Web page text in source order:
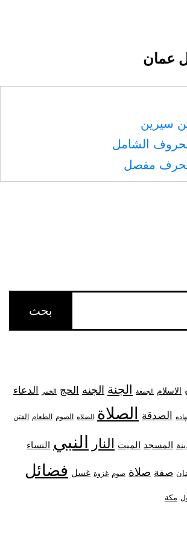
عمان
سيرين
الشامل
الحرف مفصل
الاسلام الجمعة الجنة الجنه الحج الخمر الدعاء
الصدقة الصلاة الصلاه الصوم الطعام الفتن
المسجد الميت النار النبي النساء
صفة صلاة صوم غزوة غسل فضائل
مكة